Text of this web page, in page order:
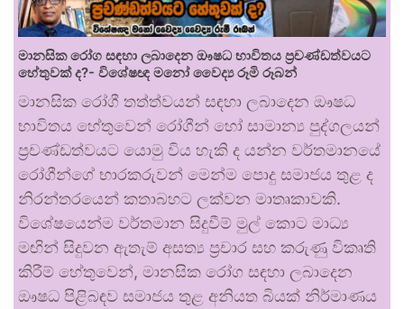
මානසික රෝග සඳහා ලබාදෙන ඖෂධ භාවිතය ප්‍රචණ්ඩත්වයට
හේතුවක් ද?- විශේෂඥ මනෝ වෛද්‍ය රූමි රූබන්
මානසික රෝගී තත්ත්වයන් සඳහා ලබාදෙන ඖෂධ
භාවිතය හේතුවෙන් රෝගීන් හෝ සාමාන්‍ය පුද්ගලයන්
ප්‍රචණ්ඩත්වයට යොමු විය හැකි ද යන්න වර්තමානයේ
රෝගීන්ගේ භාරකරුවන් මෙන්ම පොදු සමාජය තුළ ද
නිරන්තරයෙන් කතාබහට ලක්වන මාතෘකාවකි.
විශේෂයෙන්ම වර්තමාන සිදුවීම් මුල් කොට මාධ්‍ය
මඟින් සිදුවන ඇතැම් අසත්‍ය ප්‍රචාර සහ කරුණු විකෘති
කිරීම් හේතුවෙන්, මානසික රෝග සඳහා ලබාදෙන
ඖෂධ පිළිබඳව සමාජය තුළ අනියත බියක් නිර්මාණය